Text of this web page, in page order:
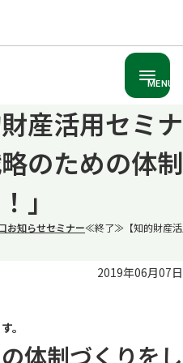
MENU
産活用セミナ
のための体制
」
お知らせセミナー≪終了≫【知的財産活
2019年06月07日
。
体制づくりをし